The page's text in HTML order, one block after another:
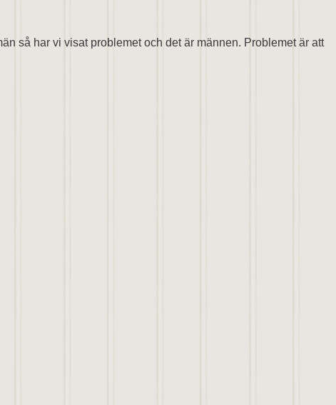
så har vi visat problemet och det är männen. Problemet är att